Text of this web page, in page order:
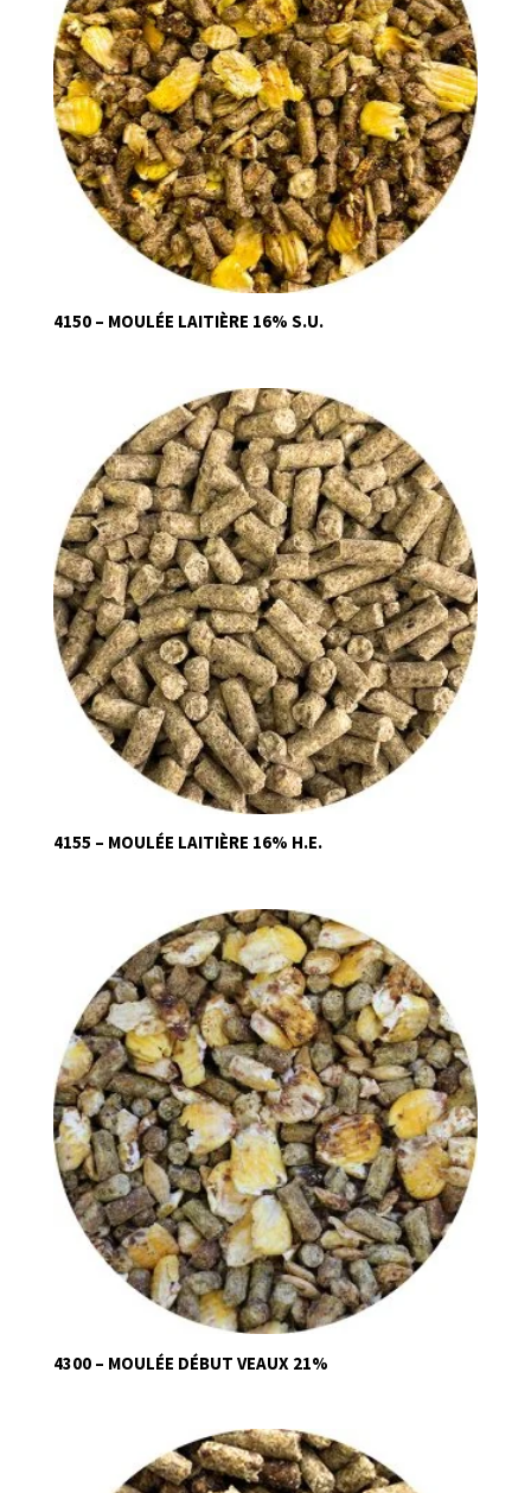
4150 – MOULÉE LAITIÈRE 16% S.U.
4155 – MOULÉE LAITIÈRE 16% H.E.
4300 – MOULÉE DÉBUT VEAUX 21%